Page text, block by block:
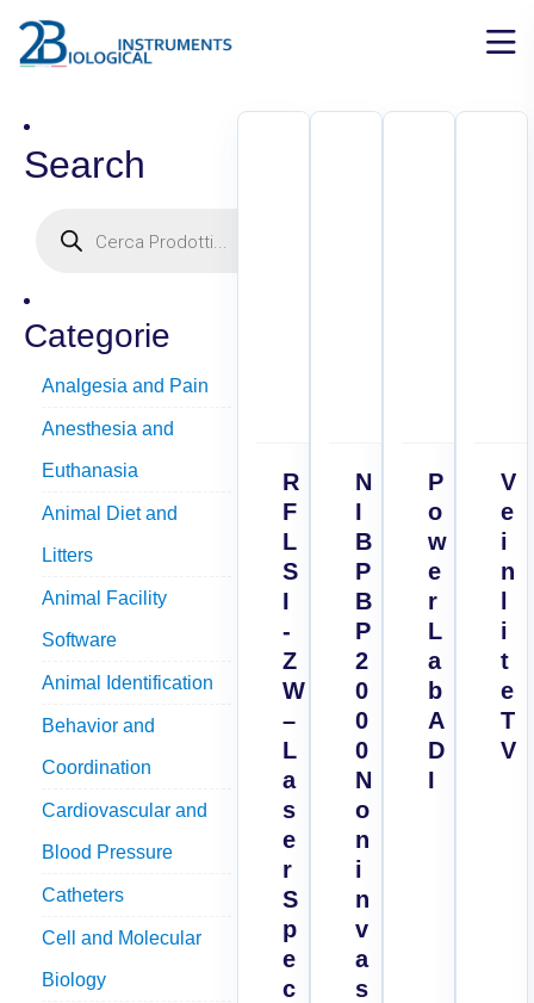
Search
Categorie
Analgesia and Pain
Anesthesia and
Euthanasia
Animal Diet and
Litters
Animal Facility
Software
Animal Identification
Behavior and
Coordination
Cardiovascular and
Blood Pressure
Catheters
Cell and Molecular
Biology
R
F
L
S
I
-
Z
W
–
L
a
s
e
r
S
p
e
c
N
I
B
P
B
P
2
0
0
0
N
o
n
i
n
v
a
s
P
o
w
e
r
L
a
b
A
D
I
V
e
i
n
i
t
e
T
V